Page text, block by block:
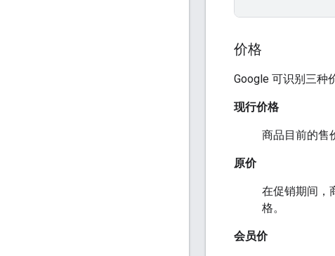
价格
Google 可识别三种
现行价格
商品目前的售
原价
在促销期间，
格。
会员价